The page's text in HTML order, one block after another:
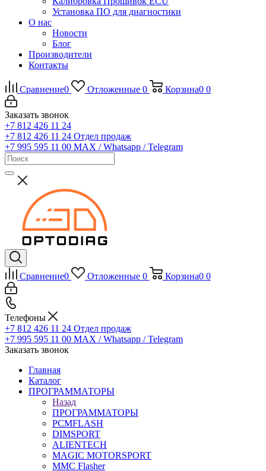
Установка ПО для диагностики
О нас
Новости
Блог
Производители
Контакты
Сравнение0 Отложенные 0 Корзина0 0
Заказать звонок
+7 812 426 11 24
+7 812 426 11 24 Отдел продаж
+7 995 595 11 00 MAX / Whatsapp / Telegram
Сравнение0 Отложенные 0 Корзина0 0
Телефоны
+7 812 426 11 24 Отдел продаж
+7 995 595 11 00 MAX / Whatsapp / Telegram
Заказать звонок
Главная
Каталог
ПРОГРАММАТОРЫ
Назад
ПРОГРАММАТОРЫ
PCMFLASH
DIMSPORT
ALIENTECH
MAGIC MOTORSPORT
MMC Flasher